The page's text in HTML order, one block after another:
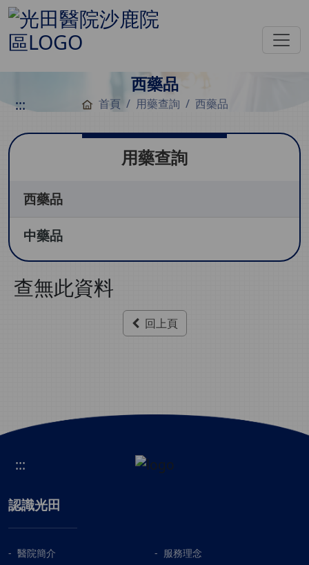
西藥品
::: 首頁 用藥查詢 西藥品
用藥查詢
西藥品
中藥品
查無此資料
回上頁
:::
認識光田
醫院簡介
服務理念